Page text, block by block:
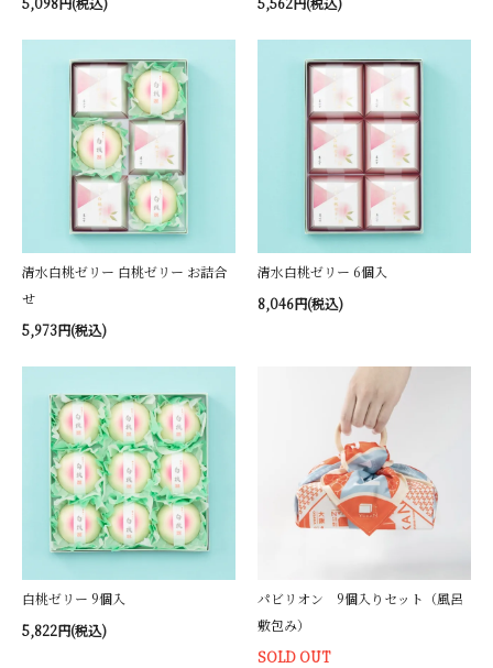
清水白桃ゼリー 白桃ゼリー お詰合
せ
5,973円(税込)
清水白桃ゼリー 6個入
8,046円(税込)
白桃ゼリー 9個入
5,822円(税込)
パビリオン 9個入りセット（風呂
敷包み）
SOLD OUT